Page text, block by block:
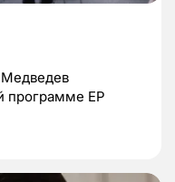
программе ЕР